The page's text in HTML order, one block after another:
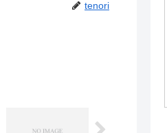
tenori